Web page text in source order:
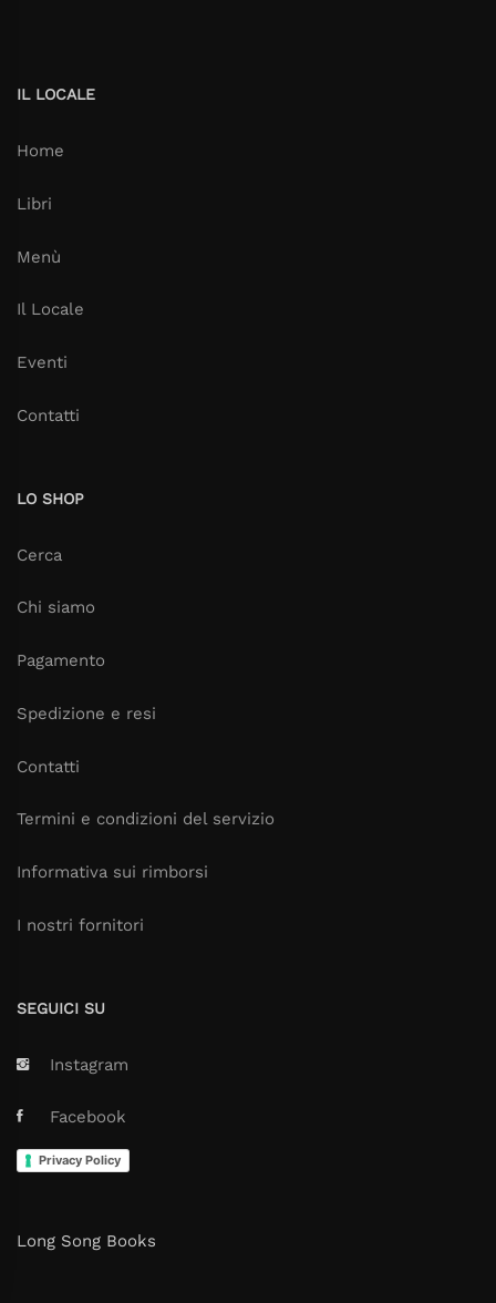
IL LOCALE
Home
Libri
Menù
Il Locale
Eventi
Contatti
LO SHOP
Cerca
Chi siamo
Pagamento
Spedizione e resi
Contatti
Termini e condizioni del servizio
Informativa sui rimborsi
I nostri fornitori
SEGUICI SU
Instagram
Facebook
Privacy Policy
Long Song Books